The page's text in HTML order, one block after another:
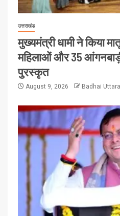
उत्तराखंड
मुख्यमंत्री धामी ने किया
महिलाओं और 35 आंगनबाड़ी
पुरस्कृत
August 9, 2026 Badhai